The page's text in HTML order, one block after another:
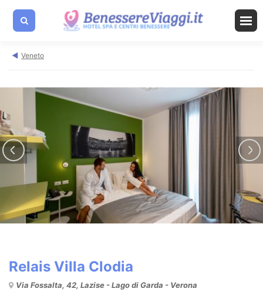
Veneto
Relais Villa Clodia
Via Fossalta, 42, Lazise - Lago di Garda - Verona